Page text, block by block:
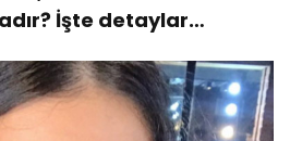
İşte detaylar…